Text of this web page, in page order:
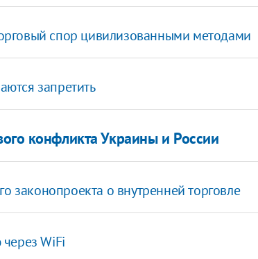
спор цивилизованными методами
запретить
конфликта Украины и России
законопроекта о внутренней торговле
через WiFi